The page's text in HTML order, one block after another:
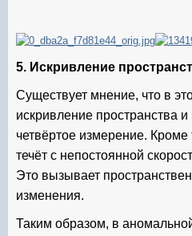
5. Искривление
Существует мнение, что в
искривление пространства
четвёртое измерение. Кроме
течёт с непостоянной
Это вызывает
изменения.
Таким образом, в